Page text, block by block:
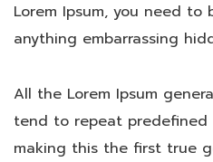
Lorem Ipsum, you need to
anything embarrassing
All the Lorem Ipsum
tend to repeat predefined
making this the first true